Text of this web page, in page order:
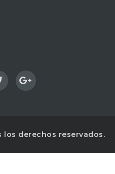
los derechos reservados.